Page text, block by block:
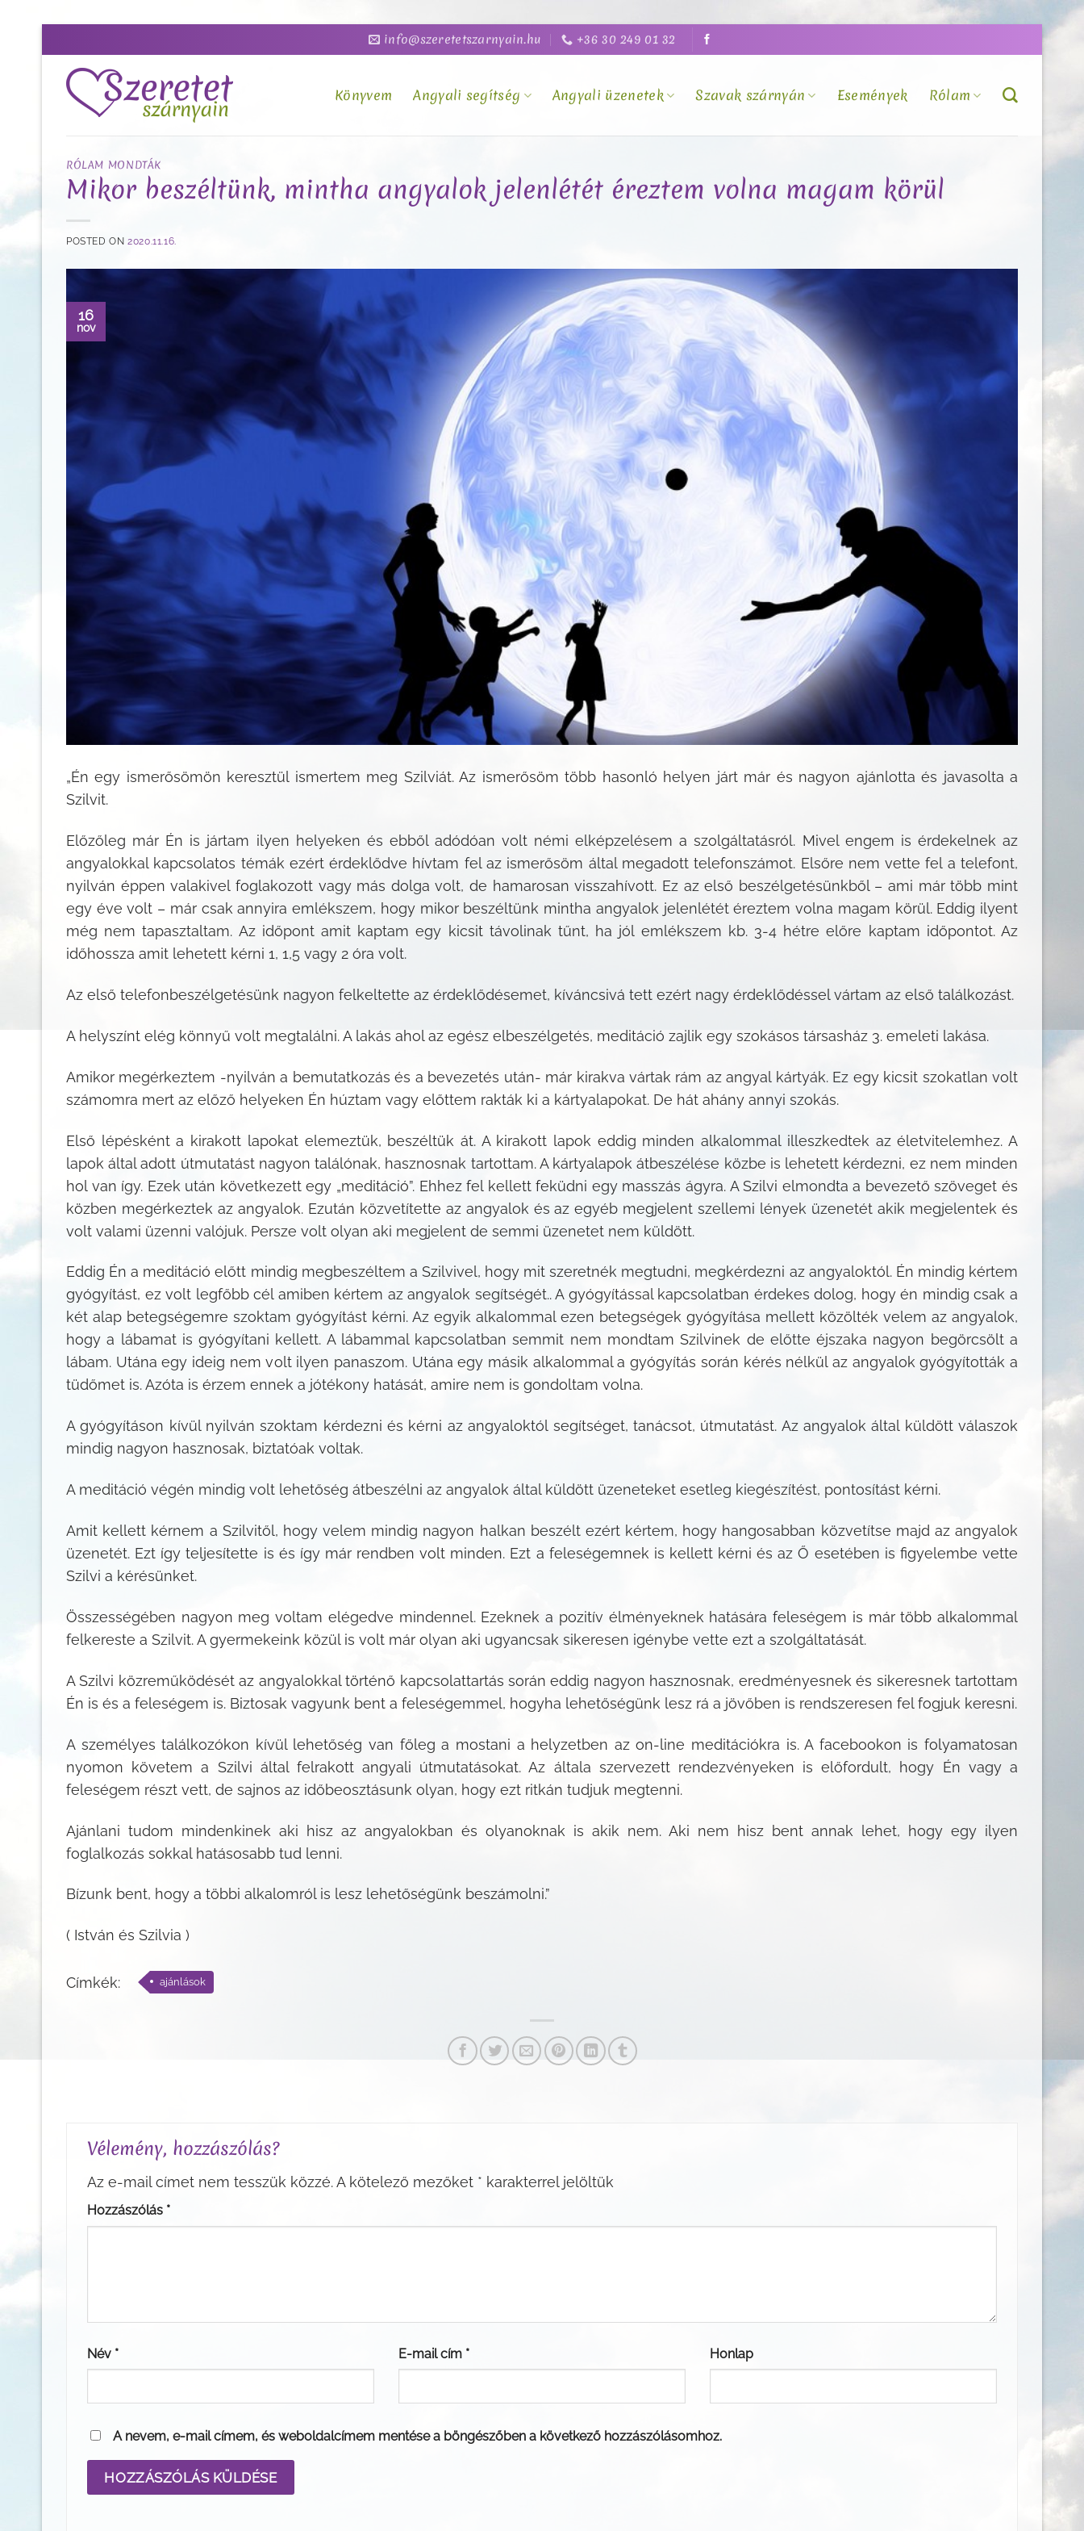
to
content
info@szeretetszarnyain.hu +36 30 249 01 32
Könyvem Angyali segítség Angyali üzenetek Szavak szárnyán Események Rólam
RÓLAM MONDTÁK
Mikor beszéltünk, mintha angyalok jelenlétét éreztem volna magam körül
POSTED ON2020.11.16.
16
nov
„Én egy ismerősömön keresztül ismertem meg Szilviát. Az ismerősöm több hasonló helyen járt már és nagyon ajánlotta és javasolta a
Szilvit.
Előzőleg már Én is jártam ilyen helyeken és ebből adódóan volt némi elképzelésem a szolgáltatásról. Mivel engem is érdekelnek az
angyalokkal kapcsolatos témák ezért érdeklődve hívtam fel az ismerősöm által megadott telefonszámot. Elsőre nem vette fel a telefont,
nyilván éppen valakivel foglakozott vagy más dolga volt, de hamarosan visszahívott. Ez az első beszélgetésünkből – ami már több mint
egy éve volt – már csak annyira emlékszem, hogy mikor beszéltünk mintha angyalok jelenlétét éreztem volna magam körül. Eddig ilyent
még nem tapasztaltam. Az időpont amit kaptam egy kicsit távolinak tűnt, ha jól emlékszem kb. 3-4 hétre előre kaptam időpontot. Az
időhossza amit lehetett kérni 1, 1,5 vagy 2 óra volt.
Az első telefonbeszélgetésünk nagyon felkeltette az érdeklődésemet, kíváncsivá tett ezért nagy érdeklődéssel vártam az első találkozást.
A helyszínt elég könnyű volt megtalálni. A lakás ahol az egész elbeszélgetés, meditáció zajlik egy szokásos társasház 3. emeleti lakása.
Amikor megérkeztem -nyilván a bemutatkozás és a bevezetés után- már kirakva vártak rám az angyal kártyák. Ez egy kicsit szokatlan volt
számomra mert az előző helyeken Én húztam vagy előttem rakták ki a kártyalapokat. De hát ahány annyi szokás.
Első lépésként a kirakott lapokat elemeztük, beszéltük át. A kirakott lapok eddig minden alkalommal illeszkedtek az életvitelemhez. A
lapok által adott útmutatást nagyon találónak, hasznosnak tartottam. A kártyalapok átbeszélése közbe is lehetett kérdezni, ez nem minden
hol van így. Ezek után következett egy „meditáció”. Ehhez fel kellett feküdni egy masszás ágyra. A Szilvi elmondta a bevezető szöveget és
közben megérkeztek az angyalok. Ezután közvetítette az angyalok és az egyéb megjelent szellemi lények üzenetét akik megjelentek és
volt valami üzenni valójuk. Persze volt olyan aki megjelent de semmi üzenetet nem küldött.
Eddig Én a meditáció előtt mindig megbeszéltem a Szilvivel, hogy mit szeretnék megtudni, megkérdezni az angyaloktól. Én mindig kértem
gyógyítást, ez volt legfőbb cél amiben kértem az angyalok segítségét.. A gyógyítással kapcsolatban érdekes dolog, hogy én mindig csak a
két alap betegségemre szoktam gyógyítást kérni. Az egyik alkalommal ezen betegségek gyógyítása mellett közölték velem az angyalok,
hogy a lábamat is gyógyítani kellett. A lábammal kapcsolatban semmit nem mondtam Szilvinek de előtte éjszaka nagyon begörcsölt a
lábam. Utána egy ideig nem volt ilyen panaszom. Utána egy másik alkalommal a gyógyítás során kérés nélkül az angyalok gyógyították a
tüdőmet is. Azóta is érzem ennek a jótékony hatását, amire nem is gondoltam volna.
A gyógyításon kívül nyilván szoktam kérdezni és kérni az angyaloktól segítséget, tanácsot, útmutatást. Az angyalok által küldött válaszok
mindig nagyon hasznosak, biztatóak voltak.
A meditáció végén mindig volt lehetőség átbeszélni az angyalok által küldött üzeneteket esetleg kiegészítést, pontosítást kérni.
Amit kellett kérnem a Szilvitől, hogy velem mindig nagyon halkan beszélt ezért kértem, hogy hangosabban közvetítse majd az angyalok
üzenetét. Ezt így teljesítette is és így már rendben volt minden. Ezt a feleségemnek is kellett kérni és az Ő esetében is figyelembe vette
Szilvi a kérésünket.
Összességében nagyon meg voltam elégedve mindennel. Ezeknek a pozitív élményeknek hatására feleségem is már több alkalommal
felkereste a Szilvit. A gyermekeink közül is volt már olyan aki ugyancsak sikeresen igénybe vette ezt a szolgáltatását.
A Szilvi közreműködését az angyalokkal történő kapcsolattartás során eddig nagyon hasznosnak, eredményesnek és sikeresnek tartottam
Én is és a feleségem is. Biztosak vagyunk bent a feleségemmel, hogyha lehetőségünk lesz rá a jövőben is rendszeresen fel fogjuk keresni.
A személyes találkozókon kívül lehetőség van főleg a mostani a helyzetben az on-line meditációkra is. A facebookon is folyamatosan
nyomon követem a Szilvi által felrakott angyali útmutatásokat. Az általa szervezett rendezvényeken is előfordult, hogy Én vagy a
feleségem részt vett, de sajnos az időbeosztásunk olyan, hogy ezt ritkán tudjuk megtenni.
Ajánlani tudom mindenkinek aki hisz az angyalokban és olyanoknak is akik nem. Aki nem hisz bent annak lehet, hogy egy ilyen
foglalkozás sokkal hatásosabb tud lenni.
Bízunk bent, hogy a többi alkalomról is lesz lehetőségünk beszámolni.”
( István és Szilvia )
Címkék: ajánlások
Vélemény, hozzászólás?
Az e-mail címet nem tesszük közzé.A kötelező mezőket * karakterrel jelöltük
Hozzászólás *
Név * E-mail cím * Honlap
A nevem, e-mail címem, és weboldalcímem mentése a böngészőben a következő hozzászólásomhoz.